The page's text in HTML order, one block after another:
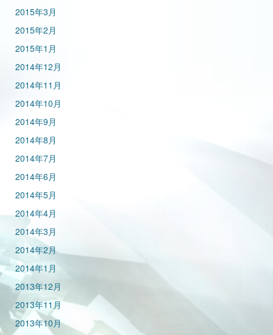
2015年3月
2015年2月
2015年1月
2014年12月
2014年11月
2014年10月
2014年9月
2014年8月
2014年7月
2014年6月
2014年5月
2014年4月
2014年3月
2014年2月
2014年1月
2013年12月
2013年11月
2013年10月